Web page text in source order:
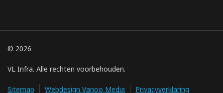
© 2026
VL Infra. Alle rechten voorbehouden.
Sitemap Webdesign Vanoo Media Privacyverklaring